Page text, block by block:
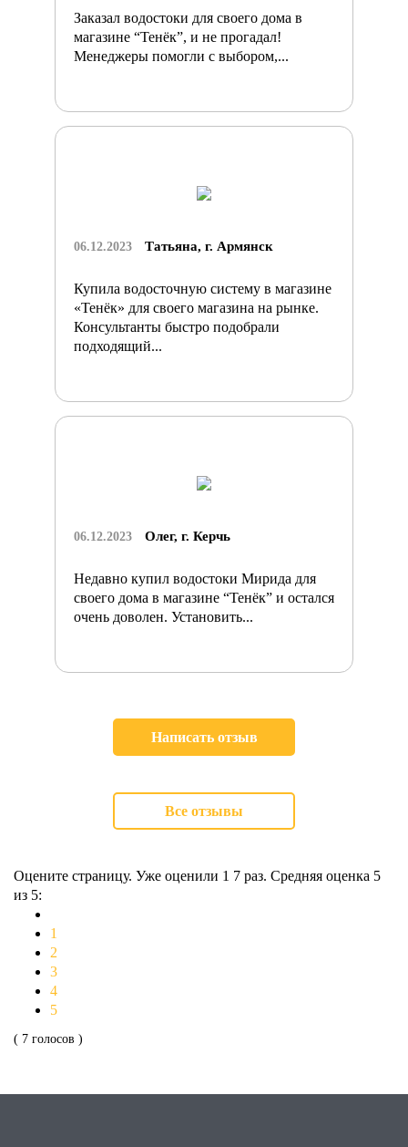
Заказал водостоки для своего дома в
магазине “Тенёк”, и не прогадал!
Менеджеры помогли с выбором,...
06.12.2023 Татьяна, г. Армянск
Купила водосточную систему в магазине
«Тенёк» для своего магазина на рынке.
Консультанты быстро подобрали
подходящий...
06.12.2023 Олег, г. Керчь
Недавно купил водостоки Мирида для
своего дома в магазине “Тенёк” и остался
очень доволен. Установить...
Написать отзыв
Все отзывы
Оцените страницу. Уже оценили 1 7 раз. Средняя оценка 5
из 5:
1
2
3
4
5
( 7 голосов )